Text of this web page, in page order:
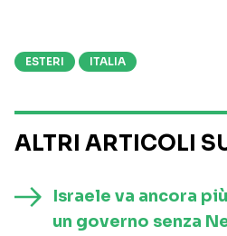
ESTERI ITALIA
ALTRI ARTICOLI
Israele va ancora
un governo senza